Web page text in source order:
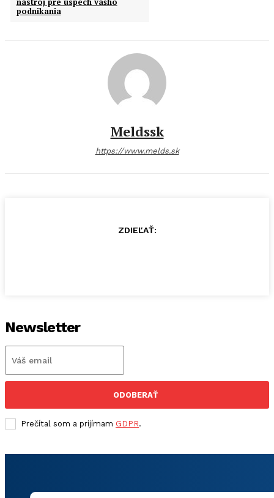
podnikania
Meldssk
https://www.melds.sk
ZDIEĽAŤ:
Newsletter
ODOBERAŤ
Prečítal som a prijímam GDPR.